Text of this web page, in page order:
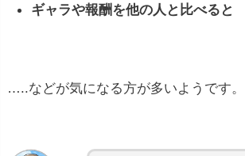
ギャラや報酬を他の人と比べると
…..などが気になる方が多いようです。